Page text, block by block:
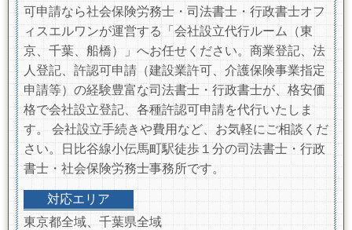
可申請なら社会保険労務士・司法書士・行政書士オフ
ィスエルワンが運営する「会社設立代行ルーム（東
京、千葉、船橋）」へお任せください。商業登記、法
人登記、許認可申請（建設業許可、介護保険事業指定
申請等）の経験豊富な司法書士・行政書士が、格安価
格で会社設立登記、各種許認可申請を代行いたしま
す。 会社設立手続きや費用など、お気軽にご相談くだ
さい。日比谷線小伝馬町駅徒歩１分の司法書士・行政
書士・社会保険労務士事務所です。
対応エリア
東京都全域、千葉県全域